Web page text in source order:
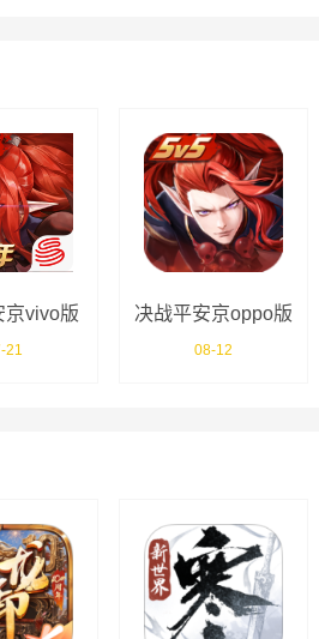
京vivo版
21
决战平安京oppo版
08-12